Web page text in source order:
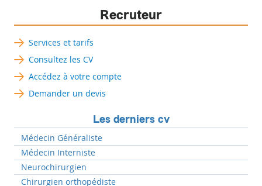
Recruteur
Services et tarifs
Consultez les CV
Accédez à votre compte
Demander un devis
Les derniers cv
Médecin Généraliste
Médecin Interniste
Neurochirurgien
Chirurgien orthopédiste